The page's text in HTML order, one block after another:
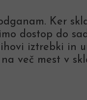
Ker
dostop do
iztrebki in
več mest v